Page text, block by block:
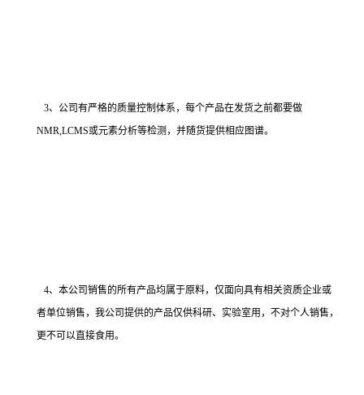
3、公司有严格的质量控制体系，每个产品在发货之前都要做
NMR,LCMS或元素分析等检测，并随货提供相应图谱。
4、本公司销售的所有产品均属于原料，仅面向具有相关资质企业或
者单位销售，我公司提供的产品仅供科研、实验室用，不对个人销售，
更不可以直接食用。